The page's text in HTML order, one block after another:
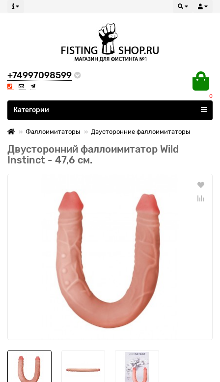
+74997098599
0
Все категории
Категории
Фаллоимитаторы Двусторонние фаллоимитаторы
Двусторонний фаллоимитатор Wild
Instinct - 47,6 см.